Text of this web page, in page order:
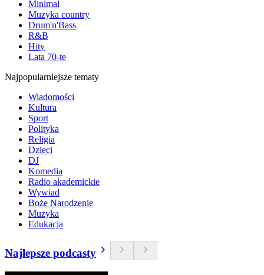
Minimal
Muzyka country
Drum'n'Bass
R&B
Hity
Lata 70-te
Najpopularniejsze tematy
Wiadomości
Kultura
Sport
Polityka
Religia
Dzieci
DJ
Komedia
Radio akademickie
Wywiad
Boże Narodzenie
Muzyka
Edukacja
Najlepsze podcasty